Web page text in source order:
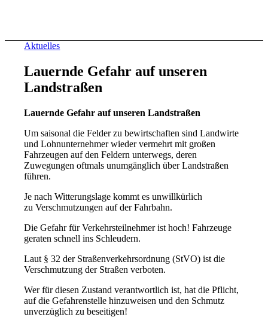
Aktuelles
Lauernde Gefahr auf unseren
Landstraßen
Lauernde Gefahr auf unseren Landstraßen
Um saisonal die Felder zu bewirtschaften sind Landwirte
und Lohnunternehmer wieder vermehrt mit großen
Fahrzeugen auf den Feldern unterwegs, deren
Zuwegungen oftmals unumgänglich über Landstraßen
führen.
Je nach Witterungslage kommt es unwillkürlich
zu Verschmutzungen auf der Fahrbahn.
Die Gefahr für Verkehrsteilnehmer ist hoch! Fahrzeuge
geraten schnell ins Schleudern.
Laut § 32 der Straßenverkehrsordnung (StVO) ist die
Verschmutzung der Straßen verboten.
Wer für diesen Zustand verantwortlich ist, hat die Pflicht,
auf die Gefahrenstelle hinzuweisen und den Schmutz
unverzüglich zu beseitigen!